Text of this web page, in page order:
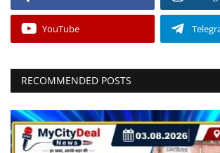
YouTube
RECOMMENDED POSTS